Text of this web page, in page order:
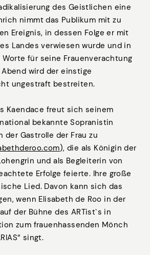
des Geistlichen eine
nimmt das Publikum mit zu
Ereignis, in dessen Folge er mit
Landes verwiesen wurde und in
für seine Frauenverachtung
wird der einstige
ungestraft bestreiten.
Kaendace freut sich seinem
bekannte Sopranistin
der Gastrolle der Frau zu
), die als Königin der
und als Begleiterin von
Erfolge feierte. Ihre große
Lied. Davon kann sich das
wenn Elisabeth de Roo in der
der Bühne des ARTist`s in
zum frauenhassenden Mönch
singt.